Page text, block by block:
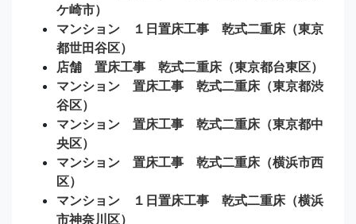
ケ崎市）
マンション １日置床工事 乾式二重床（東京
都世田谷区）
店舗 置床工事 乾式二重床（東京都台東区）
マンション 置床工事 乾式二重床（東京都渋
谷区）
マンション 置床工事 乾式二重床（東京都中
央区）
マンション 置床工事 乾式二重床（横浜市西
区）
マンション １日置床工事 乾式二重床（横浜
市神奈川区）